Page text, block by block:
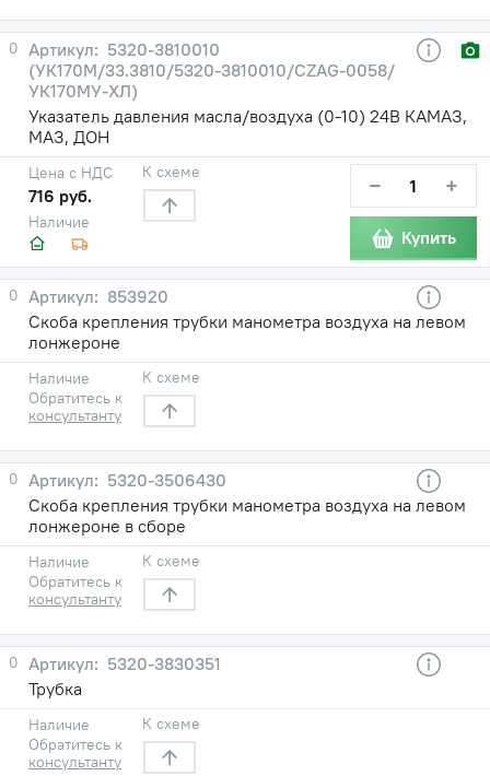
0
5320-3810010
(УК170М/33.3810/5320-3810010/CZAG-0058/
УК170МУ-ХЛ)
Указатель давления масла/воздуха (0-10) 24В КАМАЗ,
МАЗ, ДОН
Наличие
Цена с НДС
716 руб.
К схеме − +
Купить
0
853920
Скоба крепления трубки манометра воздуха на левом
лонжероне
Наличие
Обратитесь к
консультанту
К схеме
0
5320-3506430
Скоба крепления трубки манометра воздуха на левом
лонжероне в сборе
Наличие
Обратитесь к
консультанту
К схеме
0
5320-3830351
Трубка
Наличие
Обратитесь к
консультанту
К схеме